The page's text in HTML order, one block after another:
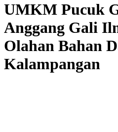
UMKM Pucuk
Anggang Gali
Olahan Bahan
Kalampangan